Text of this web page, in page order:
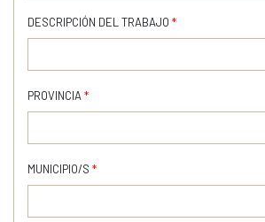
DESCRIPCIÓN DEL TRABAJO *
PROVINCIA *
MUNICIPIO/S *